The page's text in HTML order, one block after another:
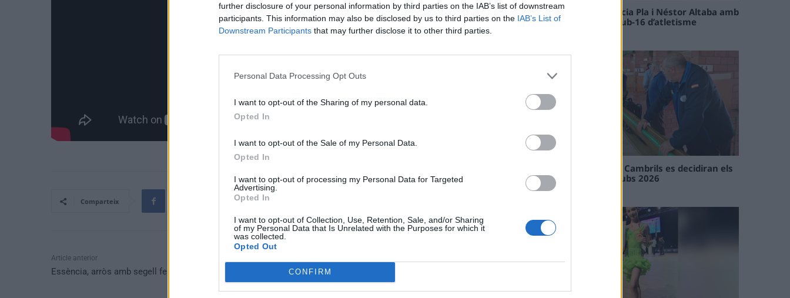
further disclosure of your personal information by third parties on the IAB’s list of downstream
participants. This information may also be disclosed by us to third parties on the IAB’s List of
Downstream Participants that may further disclose it to other third parties.
Personal Data Processing Opt Outs
I want to opt-out of the Sharing of my personal data.
Opted In
I want to opt-out of the Sale of my Personal Data.
Opted In
I want to opt-out of processing my Personal Data for Targeted
Advertising.
Opted In
I want to opt-out of Collection, Use, Retention, Sale, and/or Sharing
of my Personal Data that Is Unrelated with the Purposes for which it
was collected.
Opted Out
CONFIRM
Comparteix
Article anterior
Essència, arròs amb segell femení Les obres del passeig Canal a Amposta, a bon ritme
Paula Sintorres, Patrícia Pla i Néstor Altaba amb
la selecció catalana sub-16 d’atletisme
En les tirades de Flix i Cambrils es decidiran els
campions de l’Interclubs 2026
08 maig 2026